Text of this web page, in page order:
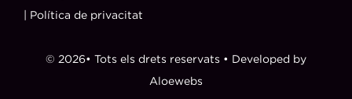
© 2026• Tots els drets reservats • Developed by
Aloewebs
Política de privacitat